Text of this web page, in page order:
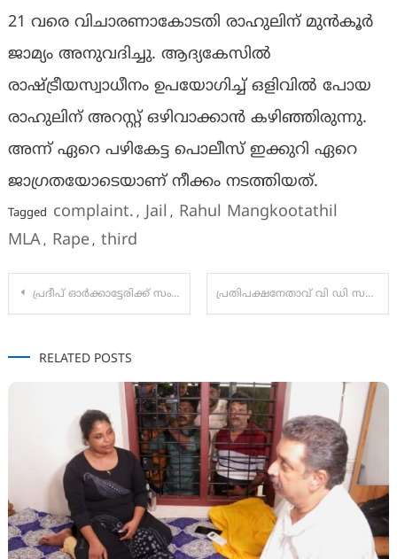
21 വരെ വിചാരണാകോടതി രാഹുലിന് മുൻകൂർ
ജാമ്യം അനുവദിച്ചു. ആദ്യകേസിൽ
രാഷ്ട്രീയസ്വാധീനം ഉപയോഗിച്ച് ഒളിവിൽ പോയ
രാഹുലിന് അറസ്റ്റ് ഒഴിവാക്കാൻ കഴിഞ്ഞിരുന്നു.
അന്ന് ഏറെ പഴികേട്ട പൊലീസ് ഇക്കുറി ഏറെ
ജാഗ്രതയോടെയാണ് നീക്കം നടത്തിയത്.
Tagged complaint. , Jail , Rahul Mangkootathil
MLA, Rape, third
Post
പ്രദീപ് ഓർക്കാട്ടേരിക്ക് സംസ്ഥാന ശാസ്ത്രസാങ്കേതിക പരിസ്ഥിതി കൗൺസിലിന്റെ ബാലശാസ്ത്രസാഹിത്യ അവാർഡ് പ്രതിപക്ഷനേതാവ് വി ഡി സതീശൻ്റെ പാർലമെൻ്ററി ജീവിതംതന്നെ ആർഎസ്എസിൻ്റെ ദാനമാണെന്ന് തദ്ദേശമന്ത്രി എം ബി രാജേഷ് പറഞ്ഞു.
RELATED POSTS